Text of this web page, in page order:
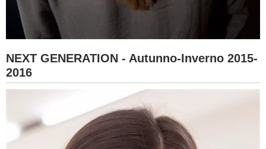
NEXT GENERATION - Autunno-Inverno 2015-
2016